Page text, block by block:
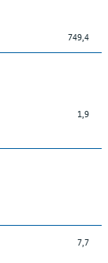
749,4
1,9
7,7